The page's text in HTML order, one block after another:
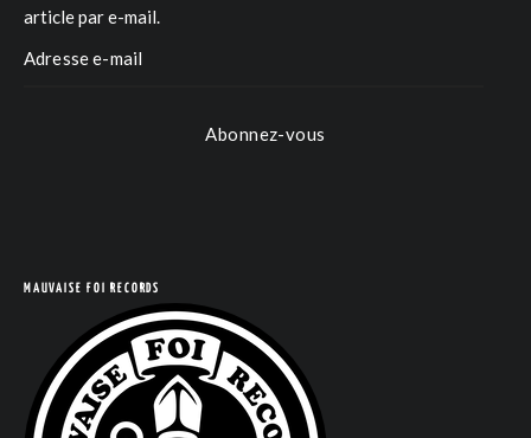
article par e-mail.
Abonnez-vous
MAUVAISE FOI RECORDS